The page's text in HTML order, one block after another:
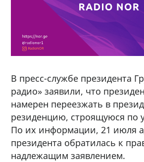
В пресс-службе президента
радио» заявили, что
намерен переезжать в
резиденцию, строящуюся по
По их информации, 21 июля
президента обратилась к
надлежащим заявлением.